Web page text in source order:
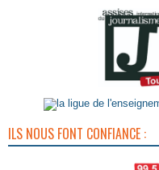
ILS NOUS FONT CONFIANCE :